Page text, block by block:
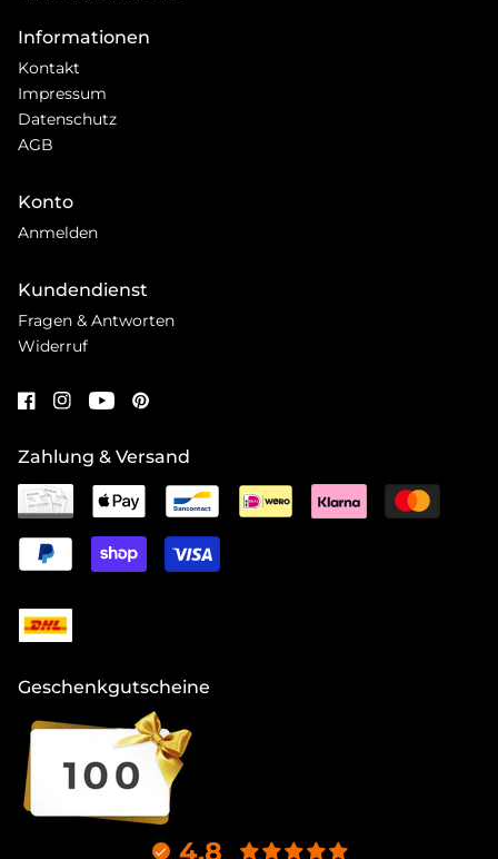
Informationen
Kontakt
Impressum
Datenschutz
AGB
Konto
Anmelden
Kundendienst
Fragen & Antworten
Widerruf
Zahlung & Versand
Geschenkgutscheine
4.8